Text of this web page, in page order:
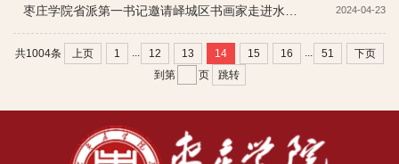
2024-04-23
共1004条 上页 1 ... 12 13 14 15 16 ... 51
下页
到第
页 跳转